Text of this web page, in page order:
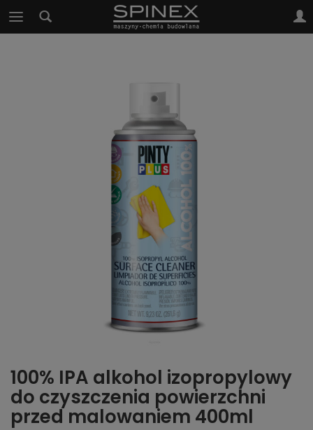
100% IPA alkohol izopropylowy
do czyszczenia powierzchni
przed malowaniem 400ml